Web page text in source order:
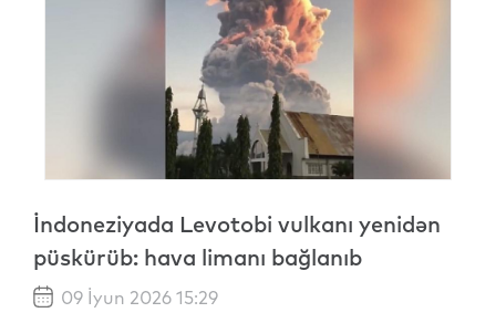
İndoneziyada Levotobi vulkanı yenidən
püskürüb: hava limanı bağlanıb
09 İyun 2026 15:29